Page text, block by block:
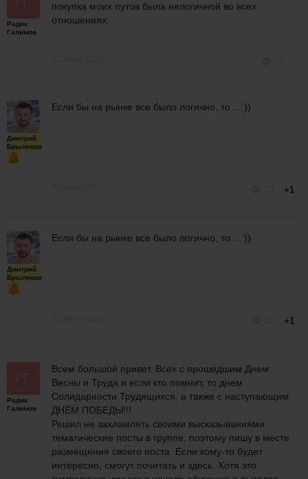
Радик
Галимов
покупка моих путов была нелогичной во всех
отношениях.
Дмитрий
Брыляков
Если бы на рынке все было логично, то ... ))
+1
Дмитрий
Брыляков
Если бы на рынке все было логично, то ... ))
+1
Радик
Галимов
Всем большой привет. Всех с прошедшим Днем
Весны и Труда и если кто помнит, то днем
Солидарности Трудящихся, а также с наступающим
ДНЁМ ПОБЕДЫ!!!
Решил не захламлять своими высказываниями
тематические посты в группе, поэтому пишу в месте
размещения своего поста. Если кому-то будет
интересно, смогут почитать и здесь. Хотя это